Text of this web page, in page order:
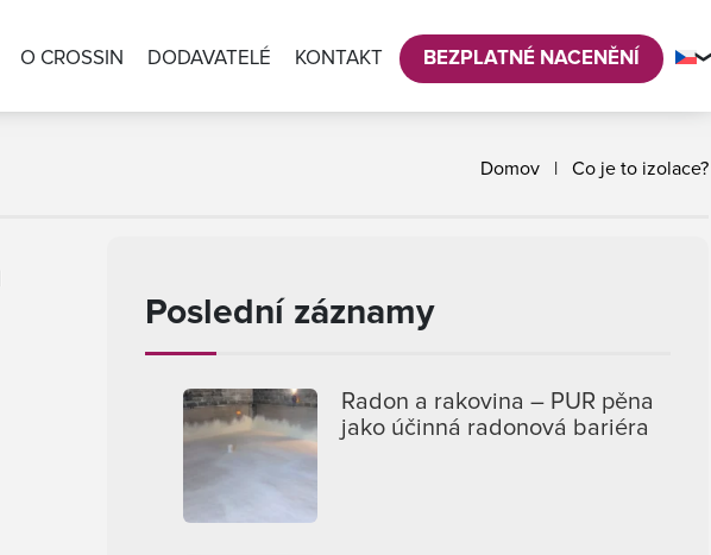
O CROSSIN DODAVATELÉ KONTAKT BEZPLATNÉ NACENĚNÍ
Domov Co je to izolace?
Poslední záznamy
Radon a rakovina – PUR pěna
jako účinná radonová bariéra